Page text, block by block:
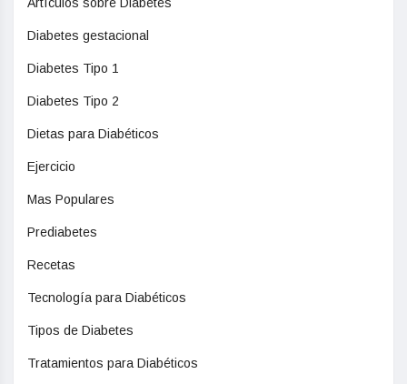
Diabetes gestacional
Diabetes Tipo 1
Diabetes Tipo 2
Dietas para Diabéticos
Ejercicio
Mas Populares
Prediabetes
Recetas
Tecnología para Diabéticos
Tipos de Diabetes
Tratamientos para Diabéticos